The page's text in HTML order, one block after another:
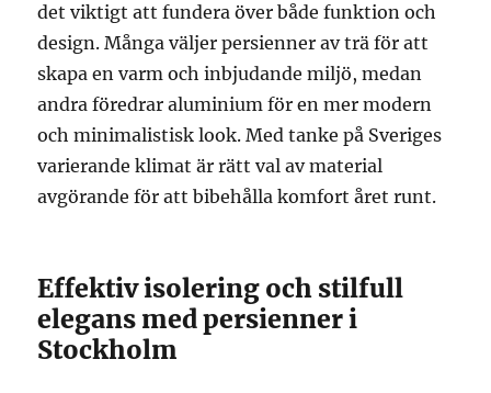
det viktigt att fundera över både funktion och
design. Många väljer persienner av trä för att
skapa en varm och inbjudande miljö, medan
andra föredrar aluminium för en mer modern
och minimalistisk look. Med tanke på Sveriges
varierande klimat är rätt val av material
avgörande för att bibehålla komfort året runt.
Effektiv isolering och stilfull
elegans med persienner i
Stockholm